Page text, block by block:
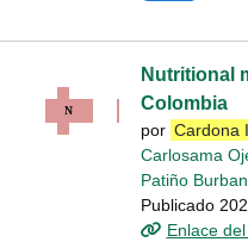
Nutritional
Colombia
por Cardona
Carlosama
Patiño
Publicado
Enlace